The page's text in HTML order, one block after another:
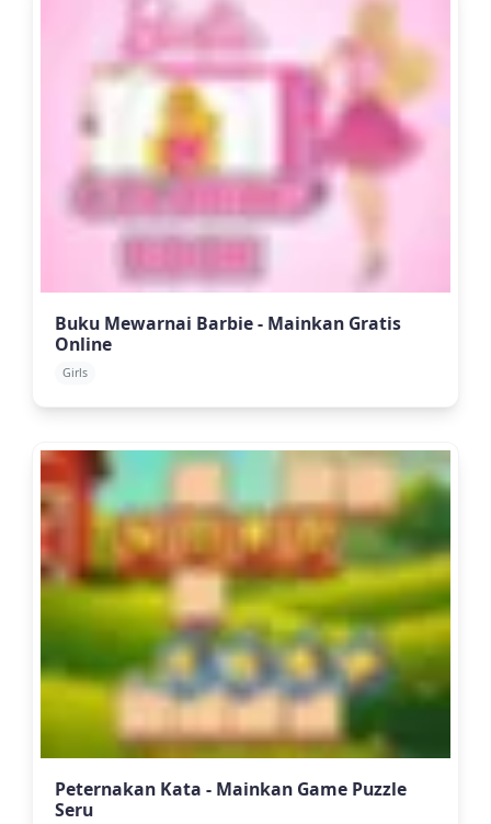
Buku Mewarnai Barbie - Mainkan Gratis
Online
Girls
Peternakan Kata - Mainkan Game Puzzle
Seru